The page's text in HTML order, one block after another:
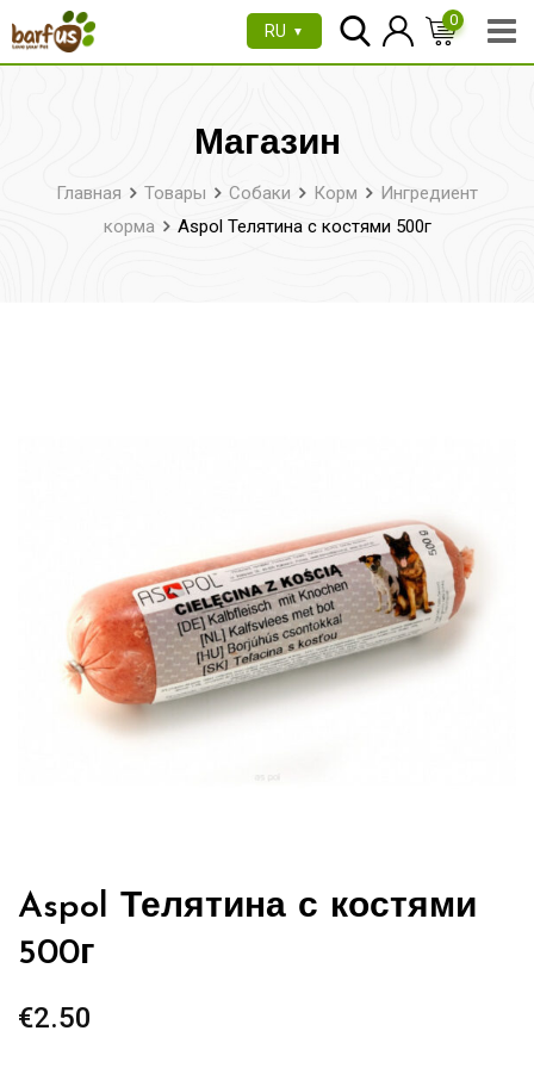
Перейти
RU ▼
0
Магазин
Главная Товары Собаки Корм
Ингредиент
корма
Aspol Телятина с костями 500г
Aspol Телятина с костями
500г
€2.50